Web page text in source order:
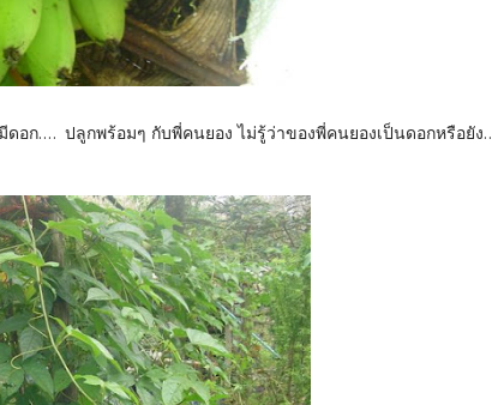
อก.... ปลูกพร้อมๆ กับพี่คนยอง ไม่รู้ว่าของพี่คนยองเป็นดอกหรือยัง..